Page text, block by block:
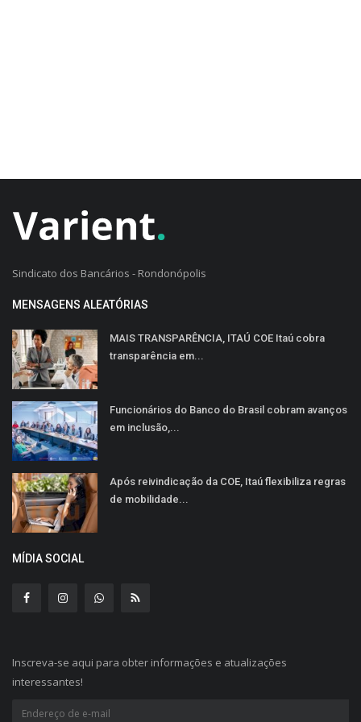
Sindicato dos Bancários - Rondonópolis
MENSAGENS ALEATÓRIAS
MAIS TRANSPARÊNCIA, ITAÚ COE Itaú cobra
transparência em...
Funcionários do Banco do Brasil cobram avanços
em inclusão,...
Após reivindicação da COE, Itaú flexibiliza regras
de mobilidade...
MÍDIA SOCIAL
Inscreva-se aqui para obter informações e atualizações
interessantes!